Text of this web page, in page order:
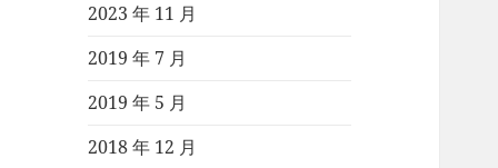
2023 年 11 月
2019 年 7 月
2019 年 5 月
2018 年 12 月